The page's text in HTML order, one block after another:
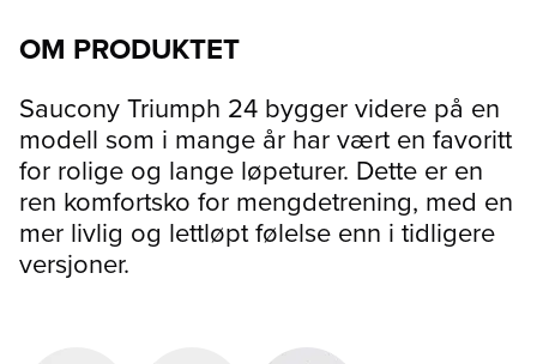
OM PRODUKTET
Saucony Triumph 24 bygger videre på en
modell som i mange år har vært en favoritt
for rolige og lange løpeturer. Dette er en
ren komfortsko for mengdetrening, med en
mer livlig og lettløpt følelse enn i tidligere
versjoner.